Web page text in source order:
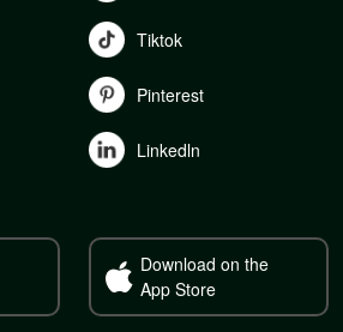
Tiktok
Pinterest
Linkedln
Download on the
App Store